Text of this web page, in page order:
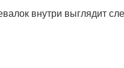
внутри выглядит